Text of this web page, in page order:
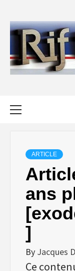
content
ARTICLE
ans
]
By Jacques
Ce